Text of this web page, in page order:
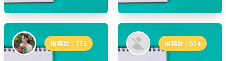
投稿数 | 731 投稿数 | 554